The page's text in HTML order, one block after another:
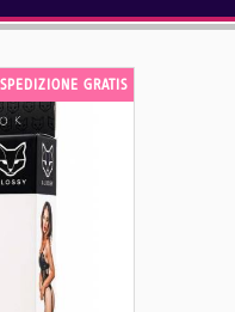
SPEDIZIONE GRATIS